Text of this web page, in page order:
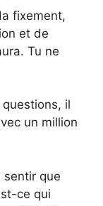
fixement,
et de
Tu ne
il
un million
sentir que
ce qui